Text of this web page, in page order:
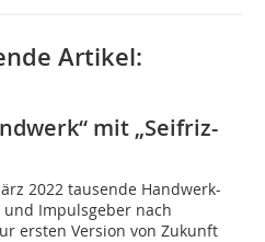
Artikel:
mit „Seifriz-
2022 tausende Handwerk-
und Impulsgeber nach
ersten Version von Zukunft